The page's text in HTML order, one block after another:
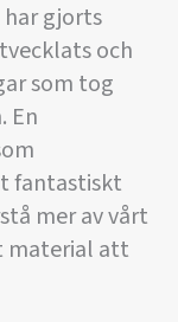
gjorts
och
som tog
En
fantastiskt
mer av vårt
material att